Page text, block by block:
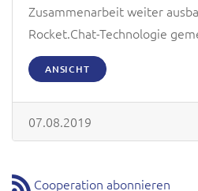
Zusammenarbeit weiter
Rocket.Chat-Technologie
ANSICHT
07.08.2019
Cooperation abonnieren